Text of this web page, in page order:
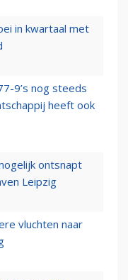
in kwartaal met
9’s nog steeds
heeft ook
ontsnapt
Leipzig
vluchten naar